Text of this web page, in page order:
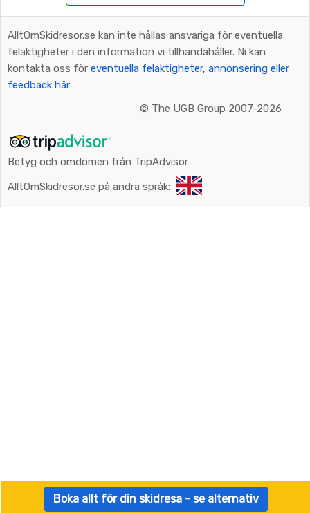
Boka allt för din skidresa - se alternativ
AlltOmSkidresor.se kan inte hållas ansvariga för eventuella
felaktigheter i den information vi tillhandahåller. Ni kan
kontakta oss för eventuella felaktigheter, annonsering eller
feedback här
© The UGB Group 2007-2026
Betyg och omdömen från TripAdvisor
AlltOmSkidresor.se på andra språk: